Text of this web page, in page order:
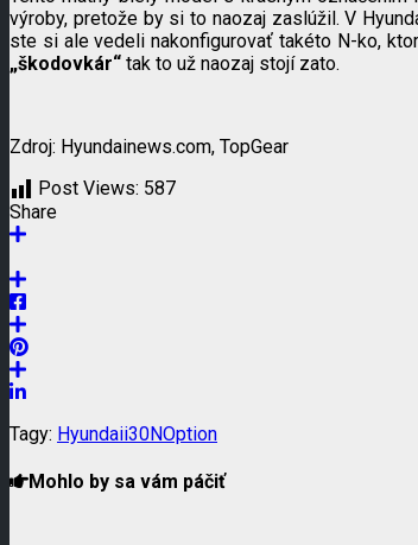
výroby, pretože by si to naozaj zaslúžil. V
ste si ale vedeli nakonfigurovať takéto N-ko,
„škodovkár“ tak to už naozaj stojí zato.
Zdroj: Hyundainews.com, TopGear
Post Views: 587
Share
Tagy: Hyundaii30NOption
Mohlo by sa vám páčiť